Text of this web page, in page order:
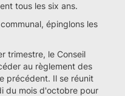
tous les six ans.
épinglons les
trimestre, le Conseil
au règlement des
précédent. Il se réunit
du mois d'octobre pour